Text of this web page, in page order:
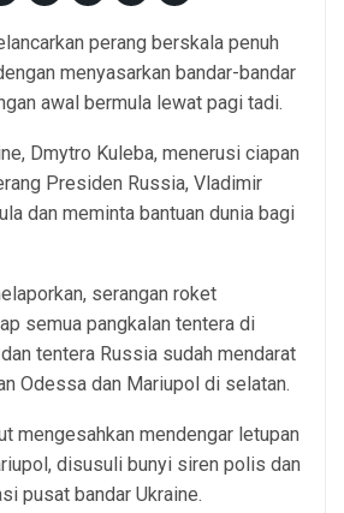
perang berskala penuh
menyasarkan bandar-bandar
awal bermula lewat pagi tadi.
Dmytro Kuleba, menerusi ciapan
Presiden Russia, Vladimir
dan meminta bantuan dunia bagi
serangan roket
semua pangkalan tentera di
tentera Russia sudah mendarat
Odessa dan Mariupol di selatan.
mengesahkan mendengar letupan
disusuli bunyi siren polis dan
pusat bandar Ukraine.